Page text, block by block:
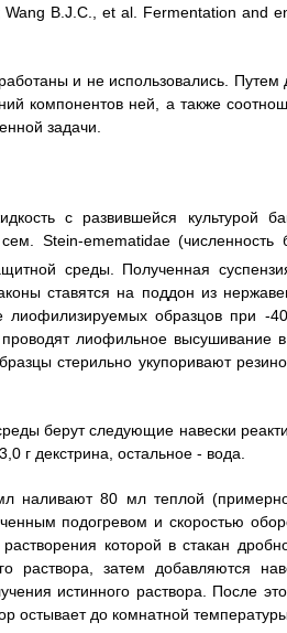
B.J.C., et al. Fermentation and
и не использовались. Путем
компонентов ней, а также
задачи.
с развившейся культурой
Stein-emematidae (численность
среды. Полученная
ставятся на поддон из
образцов при -
лиофильное высушивание
стерильно укупоривают
берут следующие навески
г декстрина, остальное - вода.
наливают 80 мл теплой
подогревом и скоростью
которой в стакан
раствора, затем добавляются
истинного раствора. После
остывает до комнатной